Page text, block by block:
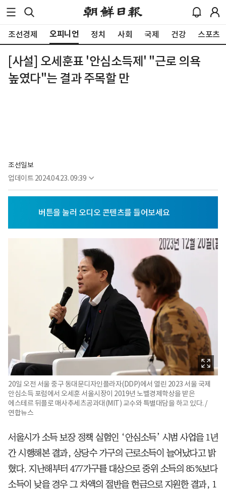
조선경제 오피니언 정치 사회 국제 건강 스포츠
[사설] 오세훈표 '안심소득제' "근로 의욕
높였다"는 결과 주목할 만
조선일보
업데이트 2024.04.23. 09:39
20일 오전 서울 중구 동대문디자인플라자(DDP)에서 열린 2023 서울 국제
안심소득 포럼에서 오세훈 서울시장이 2019년 노벨경제학상을 받은
에스테르 뒤플로 매사추세츠공과대(MIT) 교수와 특별대담을 하고 있다. /
연합뉴스
서울시가 소득 보장 정책 실험인 ‘안심소득’ 시범 사업을 1년
간 시행해본 결과, 상당수 가구의 근로소득이 늘어났다고 밝
혔다. 지난해부터 477가구를 대상으로 중위 소득의 85%보다
소득이 낮을 경우 그 차액의 절반을 현금으로 지원한 결과, 1